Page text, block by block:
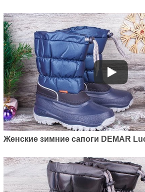
Женские зимние сапоги DEMAR